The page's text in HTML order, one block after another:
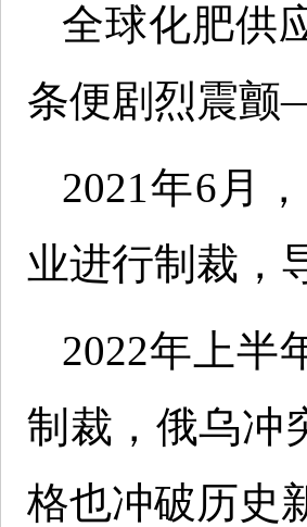
全球化肥供
条便剧烈震
2021年6月
业进行制裁，
2022年上半
制裁，俄乌冲
格也冲破历史